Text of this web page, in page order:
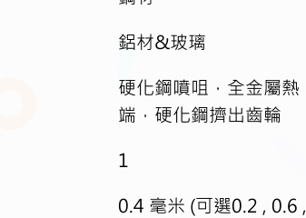
鋁材&玻璃
硬化鋼噴咀，全金屬熱
端，硬化鋼擠出齒輪
1
0.4 毫米 (可選0.2 , 0.6 ,